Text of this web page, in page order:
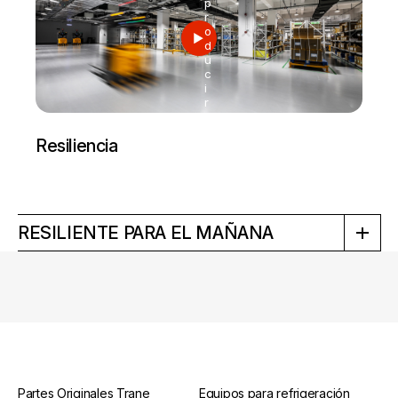
r
o
d
u
c
i
r
Resiliencia
RESILIENTE PARA EL MAÑANA
Partes Originales Trane Equipos para refrigeración